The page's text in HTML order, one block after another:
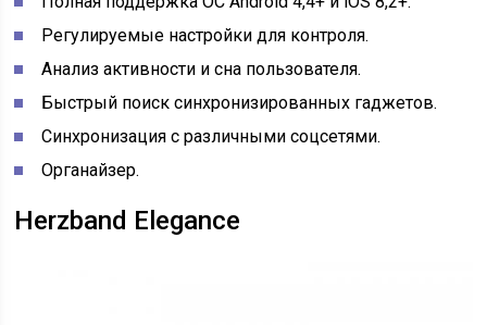
Регулируемые настройки для контроля.
Анализ активности и сна пользователя.
Быстрый поиск синхронизированных гаджетов.
Синхронизация с различными соцсетями.
Органайзер.
Herzband Elegance